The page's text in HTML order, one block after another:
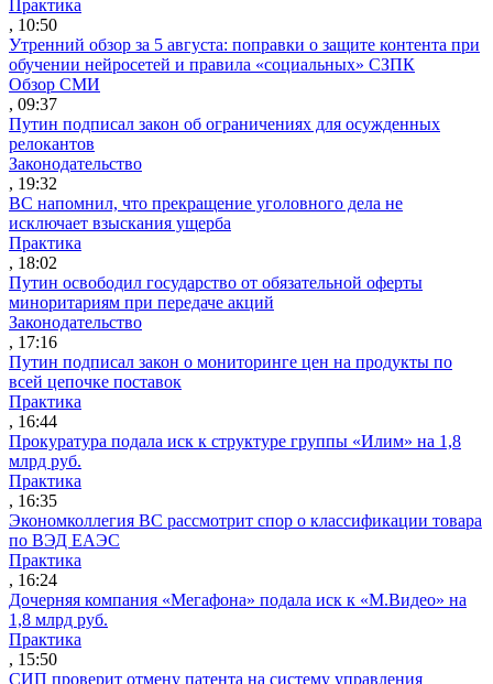
Практика
, 10:50
Утренний обзор за 5 августа: поправки о защите контента при
обучении нейросетей и правила «социальных» СЗПК
Обзор СМИ
, 09:37
Путин подписал закон об ограничениях для осужденных
релокантов
Законодательство
, 19:32
ВС напомнил, что прекращение уголовного дела не
исключает взыскания ущерба
Практика
, 18:02
Путин освободил государство от обязательной оферты
миноритариям при передаче акций
Законодательство
, 17:16
Путин подписал закон о мониторинге цен на продукты по
всей цепочке поставок
Практика
, 16:44
Прокуратура подала иск к структуре группы «Илим» на 1,8
млрд руб.
Практика
, 16:35
Экономколлегия ВС рассмотрит спор о классификации товара
по ВЭД ЕАЭС
Практика
, 16:24
Дочерняя компания «Мегафона» подала иск к «М.Видео» на
1,8 млрд руб.
Практика
, 15:50
СИП проверит отмену патента на систему управления